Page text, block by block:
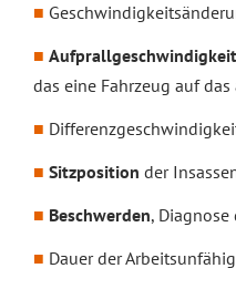
Aufprallgeschwindigkeit
das eine Fahrzeug auf
Sitzposition der
Beschwerden, Diagnose
Dauer der